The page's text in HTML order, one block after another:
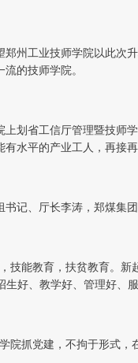
州工业技师学院以此
的技师学院。
划省工信厅管理暨技
水平的产业工人，再接再
记、厅长李涛，郑煤集
能教育，扶贫教育。
生好、教学好、管理好
院抓党建，不拘于形式